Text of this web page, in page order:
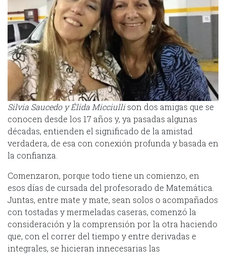
Silvia Saucedo y Élida Micciullison dos amigas que se
conocen desde los 17 años y, ya pasadas algunas
décadas, entienden el significado de la amistad
verdadera, de esa con conexión profunda y basada en
la confianza.
Comenzaron, porque todo tiene un comienzo, en
esos días de cursada del profesorado de Matemática.
Juntas, entre mate y mate, sean solos o acompañados
con tostadas y mermeladas caseras, comenzó la
consideración y la comprensión por la otra haciendo
que, con el correr del tiempo y entre derivadas e
integrales, se hicieran innecesarias las